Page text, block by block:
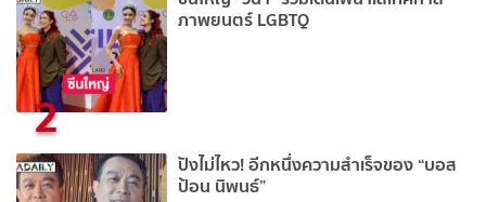
2
ภาพยนตร์ LGBTQ
ปังไม่ไหว! อีกหนึ่งความสำเร็จของ “บอส
ป้อน นิพนธ์”